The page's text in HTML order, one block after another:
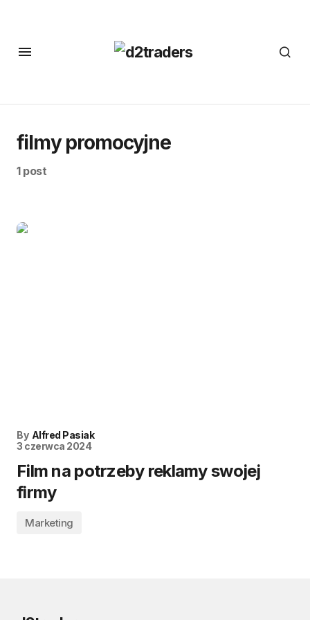
filmy promocyjne
1 post
By Alfred Pasiak
3 czerwca 2024
Film na potrzeby reklamy swojej
firmy
Marketing